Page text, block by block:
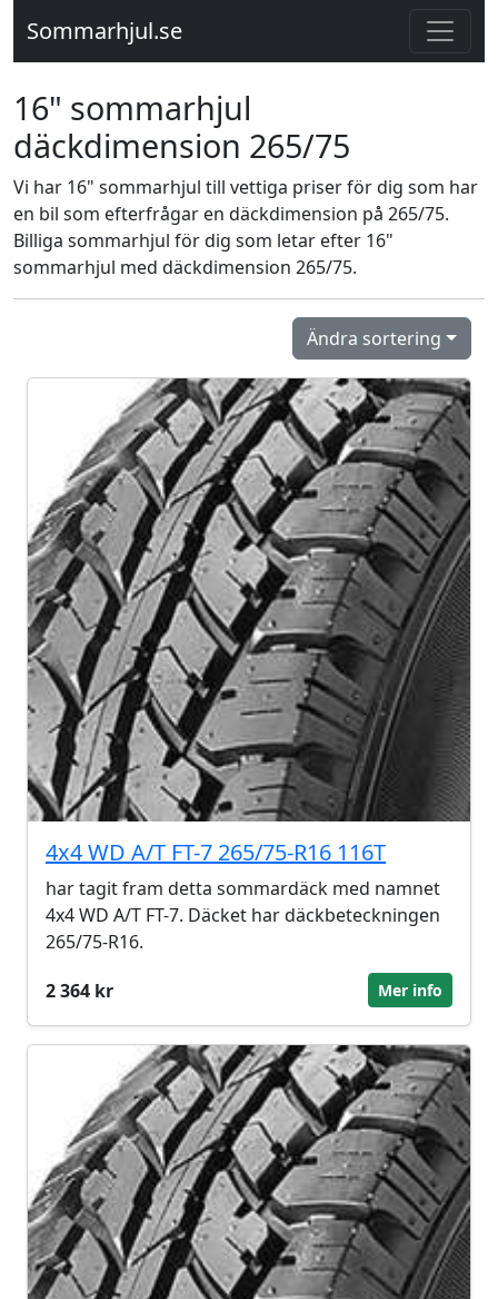
Sommarhjul.se
16" sommarhjul
däckdimension 265/75
Vi har 16" sommarhjul till vettiga priser för dig som har
en bil som efterfrågar en däckdimension på 265/75.
Billiga sommarhjul för dig som letar efter 16"
sommarhjul med däckdimension 265/75.
Ändra sortering
4x4 WD A/T FT-7 265/75-R16 116T
har tagit fram detta sommardäck med namnet
4x4 WD A/T FT-7. Däcket har däckbeteckningen
265/75-R16.
2 364 kr
Mer info